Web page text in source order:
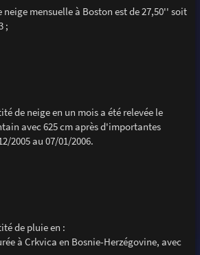
mensuelle à Boston est de 27,50'' soit
;
de neige en un mois a été relevée le
avec 625 cm après d'importantes
2005 au 07/01/2006.
de pluie en :
à Crkvica en Bosnie-Herzégovine, avec